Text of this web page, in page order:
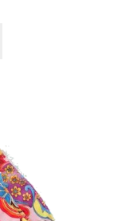
optie
kan
gekozen
worden